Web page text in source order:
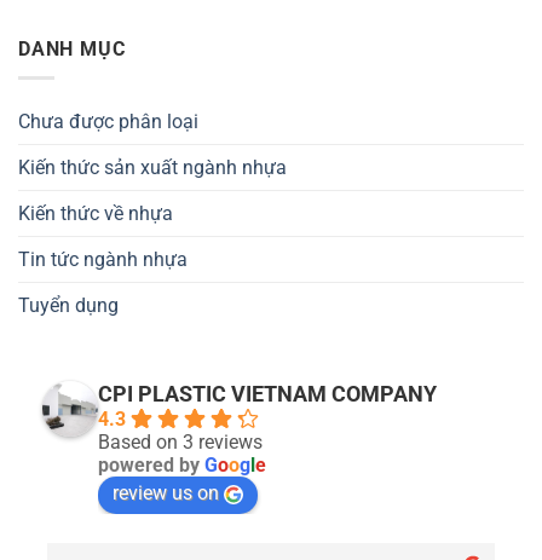
DANH MỤC
Chưa được phân loại
Kiến thức sản xuất ngành nhựa
Kiến thức về nhựa
Tin tức ngành nhựa
Tuyển dụng
CPI PLASTIC VIETNAM COMPANY
4.3
Based on 3 reviews
powered by Goog e
review us on